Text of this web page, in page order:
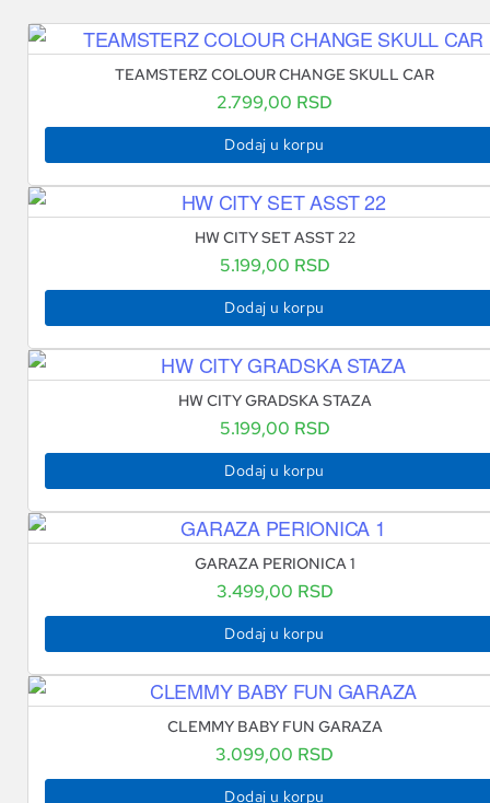
TEAMSTERZ COLOUR CHANGE SKULL CAR
2.799,00 RSD
Dodaj u korpu
HW CITY SET ASST 22
5.199,00 RSD
Dodaj u korpu
HW CITY GRADSKA STAZA
5.199,00 RSD
Dodaj u korpu
GARAZA PERIONICA 1
3.499,00 RSD
Dodaj u korpu
CLEMMY BABY FUN GARAZA
3.099,00 RSD
Dodaj u korpu